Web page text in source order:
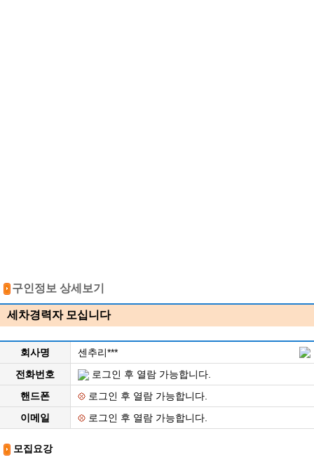
구인정보 상세보기
세차경력자 모십니다
회사명
센추리***
전화번호
로그인 후 열람 가능합니다.
핸드폰
로그인 후 열람 가능합니다.
이메일
로그인 후 열람 가능합니다.
모집요강